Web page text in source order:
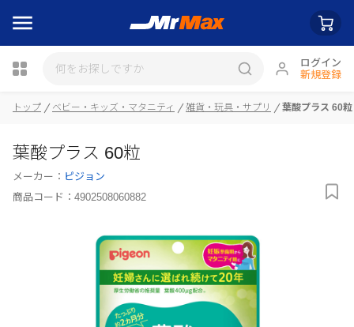
ログイン
新規登録
瓶詰
トップ ベビー・キッズ・マタニティ 雑貨・玩具・サプリ 葉酸プラス 60粒
葉酸プラス 60粒
メーカー： ピジョン
商品コード： 4902508060882